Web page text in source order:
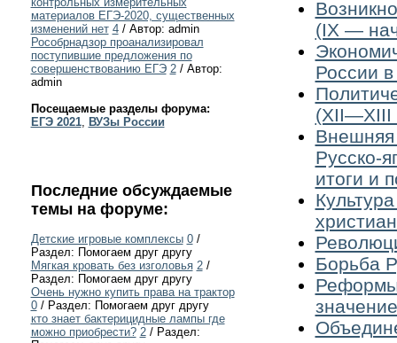
материалов ЕГЭ-2020, существенных
изменений нет 4/ Автор: admin
Рособрнадзор проанализировал
поступившие предложения по
совершенствованию ЕГЭ 2/ Автор:
admin
Посещаемые разделы форума:
ЕГЭ 2021, ВУЗы России
Последние обсуждаемые
темы на форуме:
Детские игровые комплексы 0/
Раздел: Помогаем друг другу
Мягкая кровать без изголовья 2/
Раздел: Помогаем друг другу
Очень нужно купить права на трактор
0/ Раздел: Помогаем друг другу
кто знает бактерицидные лампы где
можно приобрести? 2/ Раздел:
(IX —
России
(XII—XIII
Внешняя
Русско-
итоги и
Борьба